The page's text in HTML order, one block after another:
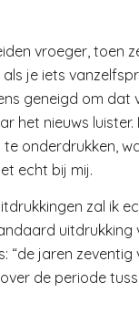
vroeger, toen
als je iets
geneigd om dat
het nieuws luister.
te onderdrukken,
echt bij mij.
zal ik
“de jaren zeventig
de periode